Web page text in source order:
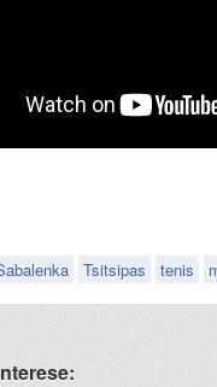
Tsitsipas tenis